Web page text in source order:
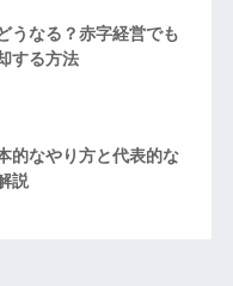
うなる？赤字経営でも
する方法
的なやり方と代表的な
説